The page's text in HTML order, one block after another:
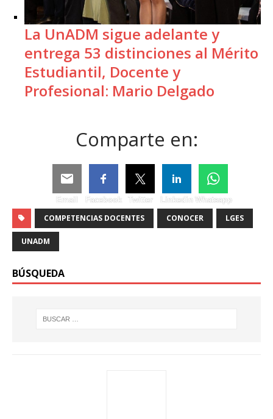
La UnADM sigue adelante y
entrega 53 distinciones al Mérito
Estudiantil, Docente y
Profesional: Mario Delgado
Comparte en:
Email Facebook Twitter Linkedin Whatsapp
COMPETENCIAS DOCENTES CONOCER LGES
UNADM
BÚSQUEDA